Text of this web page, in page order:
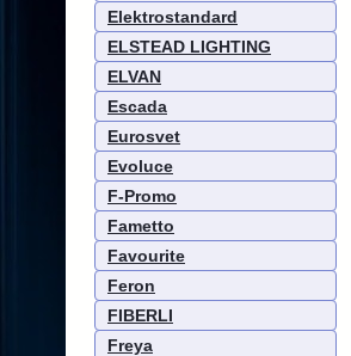
Elektrostandard
ELSTEAD LIGHTING
ELVAN
Escada
Eurosvet
Evoluce
F-Promo
Fametto
Favourite
Feron
FIBERLI
Freya